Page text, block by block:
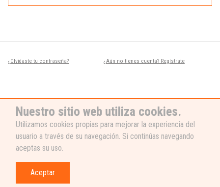
¿Olvidaste tu contraseña? ¿Aún no tienes cuenta? Regístrate
Nuestro sitio web utiliza cookies.
Utilizamos cookies propias para mejorar la experiencia del
usuario a través de su navegación. Si continúas navegando
aceptas su uso.
Aceptar
¿NECESITAS AYUDA?
Nuestro equipo de soporte está listo